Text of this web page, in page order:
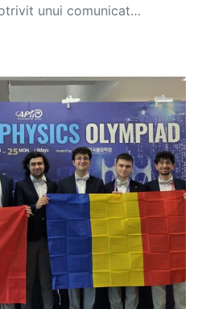
unui comunicat…